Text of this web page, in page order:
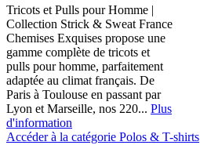
Tricots et Pulls pour Homme |
Collection Strick & Sweat France
Chemises Exquises propose une
gamme complète de tricots et
pulls pour homme, parfaitement
adaptée au climat français. De
Paris à Toulouse en passant par
Lyon et Marseille, nos 220... Plus
d'information
Accéder à la catégorie Polos & T-shirts